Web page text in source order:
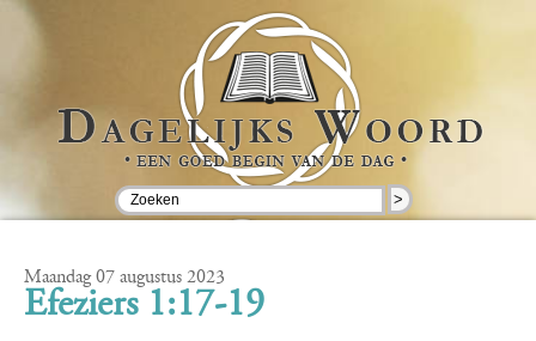
>
Maandag 07 augustus 2023
Efeziers 1:17-19